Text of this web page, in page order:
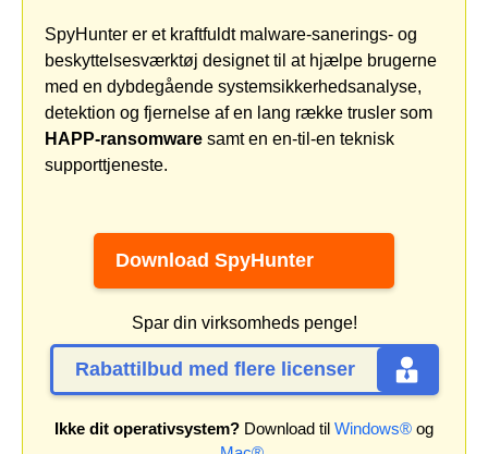
SpyHunter er et kraftfuldt malware-sanerings- og
beskyttelsesværktøj designet til at hjælpe brugerne
med en dybdegående systemsikkerhedsanalyse,
detektion og fjernelse af en lang række trusler som
HAPP-ransomware samt en en-til-en teknisk
supporttjeneste.
Download SpyHunter
Spar din virksomheds penge!
Rabattilbud med flere licenser
Ikke dit operativsystem? Download til Windows® og